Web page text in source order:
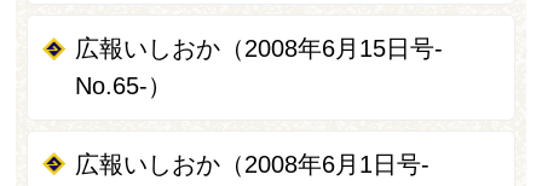
広報いしおか（2008年6月15日号-
No.65-）
広報いしおか（2008年6月1日号-